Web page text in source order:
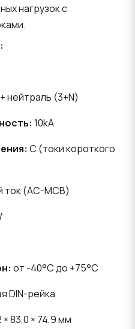
нагрузок с
нейтраль (3+N)
10kA
C (токи короткого
(AC-MCB)
от -40°C до +75°C
DIN-рейка
× 83,0 × 74,9 мм